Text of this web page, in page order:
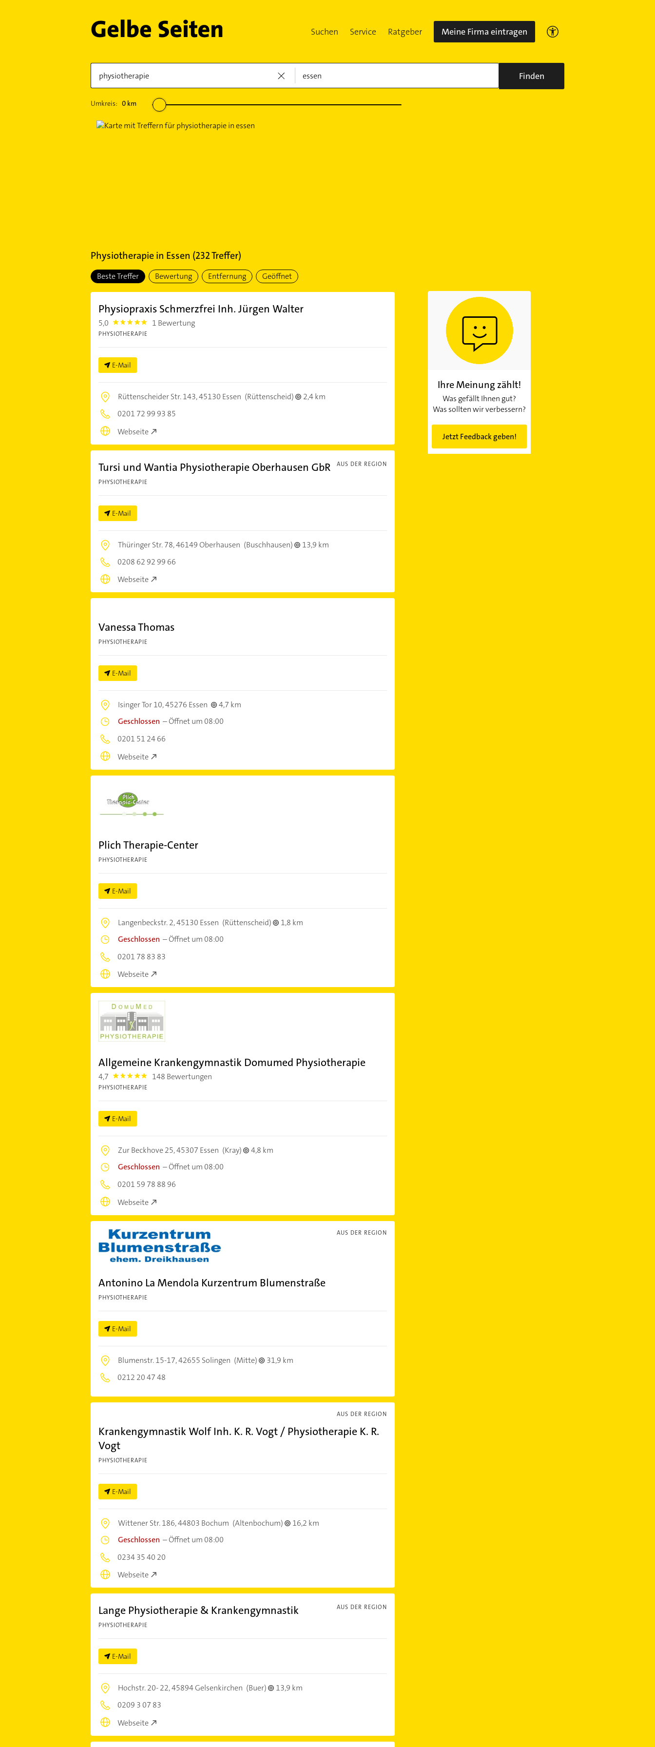
Suchen Service Ratgeber Meine Firma eintragen
Finden
Umkreis: 0km
Physiotherapiein Essen (232Treffer)
Beste Treffer Bewertung Entfernung Geöffnet
Physiopraxis Schmerzfrei Inh. Jürgen Walter
5,0 5.0 1 Bewertung
PHYSIOTHERAPIE
E-Mail
Rüttenscheider Str. 143,45130 Essen (Rüttenscheid)
2,4 km
0201 72 99 93 85
Webseite
AUS DER REGION
Tursi und Wantia Physiotherapie Oberhausen GbR
PHYSIOTHERAPIE
E-Mail
Thüringer Str. 78,46149 Oberhausen (Buschhausen)
13,9 km
0208 62 92 99 66
Webseite
Vanessa Thomas
PHYSIOTHERAPIE
E-Mail
Isinger Tor 10,45276 Essen
4,7 km
Geschlossen –Öffnet um 08:00
0201 51 24 66
Webseite
Plich Therapie-Center
PHYSIOTHERAPIE
E-Mail
Langenbeckstr. 2,45130 Essen (Rüttenscheid)
1,8 km
Geschlossen –Öffnet um 08:00
0201 78 83 83
Webseite
Allgemeine Krankengymnastik Domumed Physiotherapie
4,7 4.7000003 148 Bewertungen
PHYSIOTHERAPIE
E-Mail
Zur Beckhove 25,45307 Essen (Kray)
4,8 km
Geschlossen –Öffnet um 08:00
0201 59 78 88 96
Webseite
AUS DER REGION
Antonino La Mendola Kurzentrum Blumenstraße
PHYSIOTHERAPIE
E-Mail
Blumenstr. 15-17,42655 Solingen (Mitte)
31,9 km
0212 20 47 48
AUS DER REGION
Krankengymnastik Wolf Inh. K. R. Vogt / Physiotherapie K. R.
Vogt
PHYSIOTHERAPIE
E-Mail
Wittener Str. 186,44803 Bochum (Altenbochum)
16,2 km
Geschlossen –Öffnet um 08:00
0234 35 40 20
Webseite
AUS DER REGION
Lange Physiotherapie & Krankengymnastik
PHYSIOTHERAPIE
E-Mail
Hochstr. 20- 22,45894 Gelsenkirchen (Buer)
13,9 km
0209 3 07 83
Webseite
Ihre Meinung zählt!
Was gefällt Ihnen gut?
Was sollten wir verbessern?
Jetzt Feedback geben!